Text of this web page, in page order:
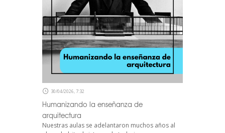
30/04/2026, 7:32
Humanizando la enseñanza de
arquitectura
Nuestras aulas se adelantaron muchos años al